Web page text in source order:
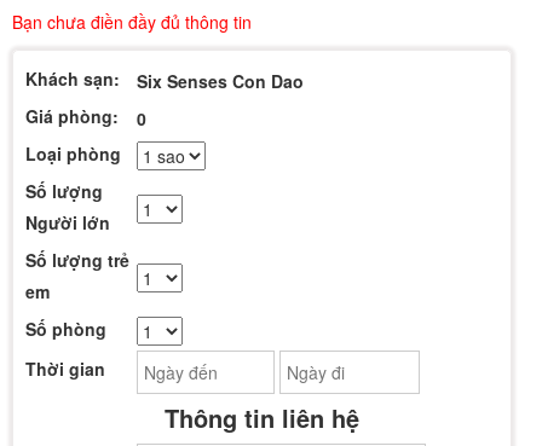
Bạn chưa điền đầy đủ thông tin
Khách sạn:
Six Senses Con Dao
Giá phòng:
0
Loại phòng
Số lượng
Người lớn
Số lượng trẻ
em
Số phòng
Thời gian
Thông tin liên hệ